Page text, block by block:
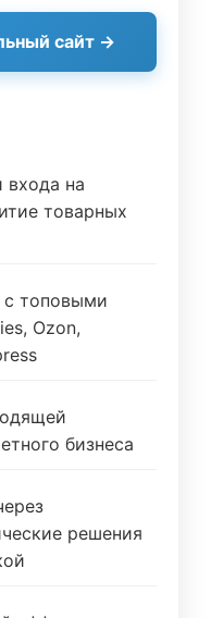
сайт →
входа на
товарных
с топовыми
Ozon,
бизнеса
решения